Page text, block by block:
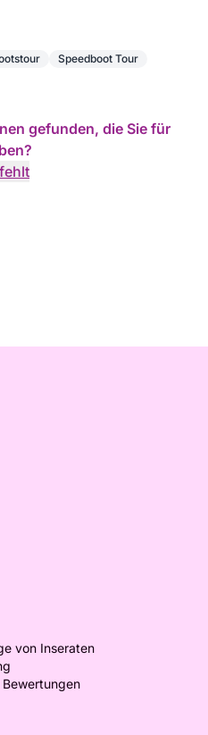
Speedboot Tour
gefunden, die Sie für
von Inseraten